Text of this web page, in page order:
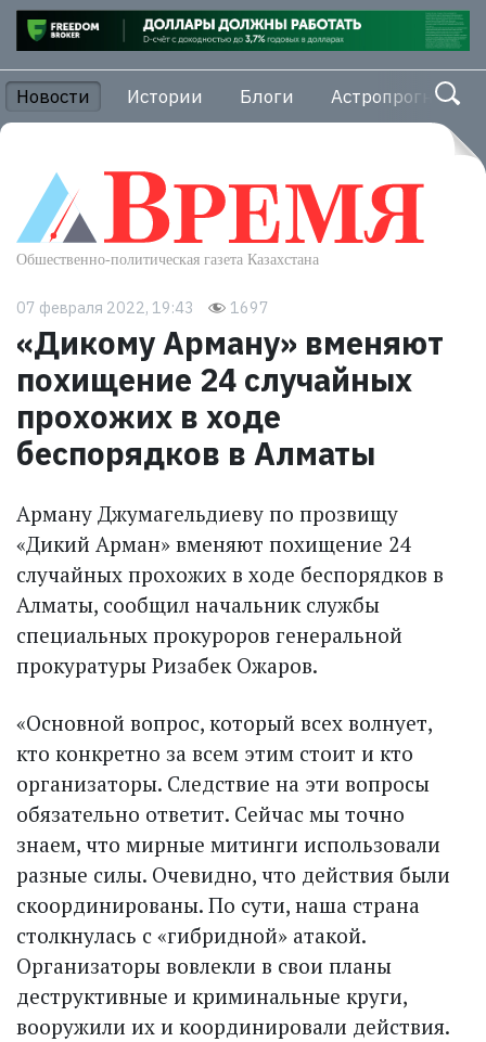
Новости Истории Блоги Астропрогноз
07 февраля 2022, 19:43 1697
«Дикому Арману» вменяют
похищение 24 случайных
прохожих в ходе
беспорядков в Алматы
Арману Джумагельдиеву по прозвищу
«Дикий Арман» вменяют похищение 24
случайных прохожих в ходе беспорядков в
Алматы, сообщил начальник службы
специальных прокуроров генеральной
прокуратуры Ризабек Ожаров.
«Основной вопрос, который всех волнует,
кто конкретно за всем этим стоит и кто
организаторы. Следствие на эти вопросы
обязательно ответит. Сейчас мы точно
знаем, что мирные митинги использовали
разные силы. Очевидно, что действия были
скоординированы. По сути, наша страна
столкнулась с «гибридной» атакой.
Организаторы вовлекли в свои планы
деструктивные и криминальные круги,
вооружили их и координировали действия.